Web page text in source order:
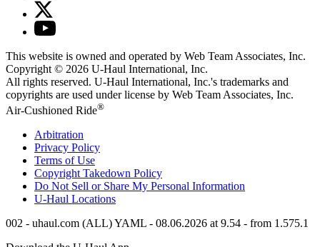
This website is owned and operated by Web Team Associates, Inc.
Copyright © 2026 U-Haul International, Inc.
All rights reserved. U-Haul International, Inc.'s trademarks and
copyrights are used under license by Web Team Associates, Inc.
Air-Cushioned Ride®
Arbitration
Privacy Policy
Terms of Use
Copyright Takedown Policy
Do Not Sell or Share My Personal Information
U-Haul Locations
002 - uhaul.com (ALL) YAML - 08.06.2026 at 9.54 - from 1.575.1